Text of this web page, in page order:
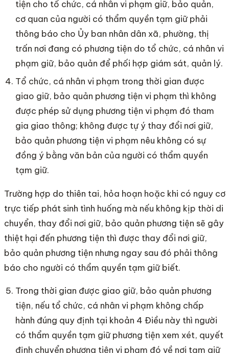
tiện cho tổ chức, cá nhân vi phạm giữ, bảo quản,
cơ quan của người có thẩm quyền tạm giữ phải
thông báo cho Ủy ban nhân dân xã, phường, thị
trấn nơi đang có phương tiện do tổ chức, cá nhân vi
phạm giữ, bảo quản để phối hợp giám sát, quản lý.
Tổ chức, cá nhân vi phạm trong thời gian được
giao giữ, bảo quản phương tiện vi phạm thì không
được phép sử dụng phương tiện vi phạm đó tham
gia giao thông; không được tự ý thay đổi nơi giữ,
bảo quản phương tiện vi phạm nêu không có sự
đồng ý bằng văn bản của người có thẩm quyền
tạm giữ.
Trường hợp do thiên tai, hỏa hoạn hoặc khi có nguy cơ
trực tiếp phát sinh tình huống mà nếu không kịp thời di
chuyển, thay đổi nơi giữ, bảo quản phương tiện sẽ gây
thiệt hại đến phương tiện thì được thay đổi nơi giữ,
bảo quản phương tiện nhưng ngay sau đó phải thông
báo cho người có thẩm quyền tạm giữ biết.
Trong thời gian được giao giữ, bảo quản phương
tiện, nếu tổ chức, cá nhân vi phạm không chấp
hành đúng quy định tại khoản 4 Điều này thì người
có thẩm quyền tạm giữ phương tiện xem xét, quyết
định chuyển phương tiện vi phạm đó về nơi tạm giữ